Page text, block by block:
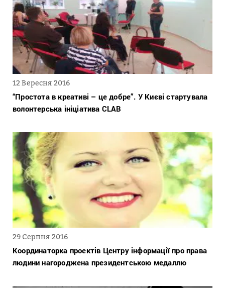
12 Вересня 2016
“Простота в креативі – це добре”. У Києві стартувала
волонтерська ініціатива CLAB
29 Серпня 2016
Координаторка проектів Центру інформації про права
людини нагороджена президентською медаллю